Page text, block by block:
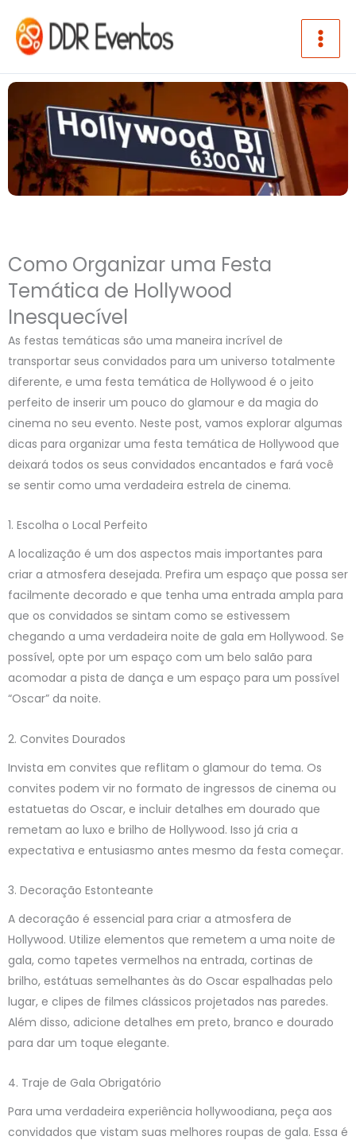
Como Organizar uma Festa
Temática de Hollywood
Inesquecível
As festas temáticas são uma maneira incrível de
transportar seus convidados para um universo totalmente
diferente, e uma festa temática de Hollywood é o jeito
perfeito de inserir um pouco do glamour e da magia do
cinema no seu evento. Neste post, vamos explorar algumas
dicas para organizar uma festa temática de Hollywood que
deixará todos os seus convidados encantados e fará você
se sentir como uma verdadeira estrela de cinema.
1. Escolha o Local Perfeito
A localização é um dos aspectos mais importantes para
criar a atmosfera desejada. Prefira um espaço que possa ser
facilmente decorado e que tenha uma entrada ampla para
que os convidados se sintam como se estivessem
chegando a uma verdadeira noite de gala em Hollywood. Se
possível, opte por um espaço com um belo salão para
acomodar a pista de dança e um espaço para um possível
“Oscar” da noite.
2. Convites Dourados
Invista em convites que reflitam o glamour do tema. Os
convites podem vir no formato de ingressos de cinema ou
estatuetas do Oscar, e incluir detalhes em dourado que
remetam ao luxo e brilho de Hollywood. Isso já cria a
expectativa e entusiasmo antes mesmo da festa começar.
3. Decoração Estonteante
A decoração é essencial para criar a atmosfera de
Hollywood. Utilize elementos que remetem a uma noite de
gala, como tapetes vermelhos na entrada, cortinas de
brilho, estátuas semelhantes às do Oscar espalhadas pelo
lugar, e clipes de filmes clássicos projetados nas paredes.
Além disso, adicione detalhes em preto, branco e dourado
para dar um toque elegante.
4. Traje de Gala Obrigatório
Para uma verdadeira experiência hollywoodiana, peça aos
convidados que vistam suas melhores roupas de gala. Essa é